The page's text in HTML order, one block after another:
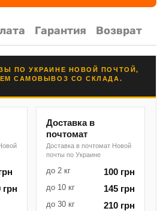
Гарантия Возврат
ПО УКРАИНЕ НОВОЙ ПОЧТОЙ,
САМОВЫВОЗ СО СКЛАДА.
грн
Доставка в
почтомат
Доставка в почтомат Новой
почты по Украине
до 2 кг 100 грн
до 10 кг 145 грн
до 30 кг 210 грн